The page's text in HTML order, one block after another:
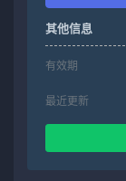
其他信息
有效期
最近更新